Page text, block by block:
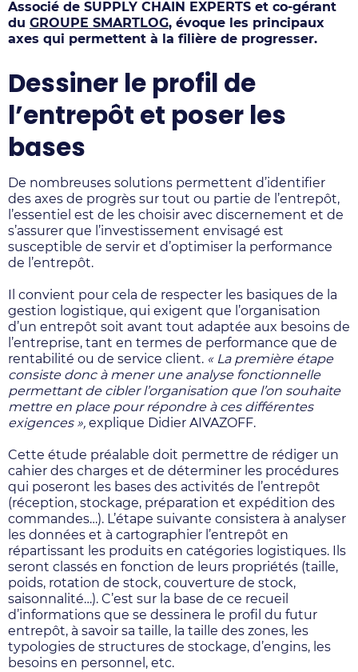
Associé de SUPPLY CHAIN EXPERTS et co-gérant
du GROUPE SMARTLOG, évoque les principaux
axes qui permettent à la filière de progresser.
Dessiner le profil de
l’entrepôt et poser les
bases
De nombreuses solutions permettent d’identifier
des axes de progrès sur tout ou partie de l’entrepôt,
l’essentiel est de les choisir avec discernement et de
s’assurer que l’investissement envisagé est
susceptible de servir et d’optimiser la performance
de l’entrepôt.
Il convient pour cela de respecter les basiques de la
gestion logistique, qui exigent que l’organisation
d’un entrepôt soit avant tout adaptée aux besoins de
l’entreprise, tant en termes de performance que de
rentabilité ou de service client. « La première étape
consiste donc à mener une analyse fonctionnelle
permettant de cibler l’organisation que l’on souhaite
mettre en place pour répondre à ces différentes
exigences », explique Didier AIVAZOFF.
Cette étude préalable doit permettre de rédiger un
cahier des charges et de déterminer les procédures
qui poseront les bases des activités de l’entrepôt
(réception, stockage, préparation et expédition des
commandes…). L’étape suivante consistera à analyser
les données et à cartographier l’entrepôt en
répartissant les produits en catégories logistiques. Ils
seront classés en fonction de leurs propriétés (taille,
poids, rotation de stock, couverture de stock,
saisonnalité…). C’est sur la base de ce recueil
d’informations que se dessinera le profil du futur
entrepôt, à savoir sa taille, la taille des zones, les
typologies de structures de stockage, d’engins, les
besoins en personnel, etc.